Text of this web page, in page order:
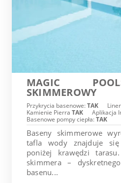
MAGIC
SKIMMEROWY
Przykrycia basenowe:TAK
Kamienie Pierra TAK Aplikacja
Basenowe pompy ciepła:TAK
Baseny skimmerowe
tafla wody znajduje
poniżej krawędzi
skimmera –
basenu...